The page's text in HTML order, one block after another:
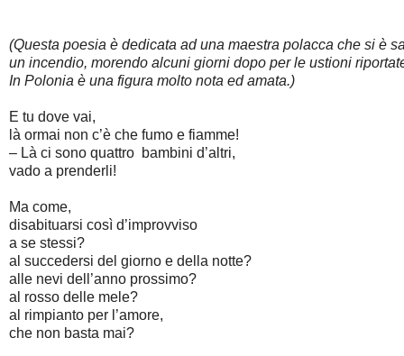
(Questa poesia è dedicata ad una maestra polacca che si è
un incendio, morendo alcuni giorni dopo per le ustioni
In Polonia è una figura molto nota ed amata.)
E tu dove vai,
là ormai non c’è che fumo e fiamme!
– Là ci sono quattro bambini d’altri,
vado a prenderli!
Ma come,
disabituarsi così d’improvviso
a se stessi?
al succedersi del giorno e della notte?
alle nevi dell’anno prossimo?
al rosso delle mele?
al rimpianto per l’amore,
che non basta mai?